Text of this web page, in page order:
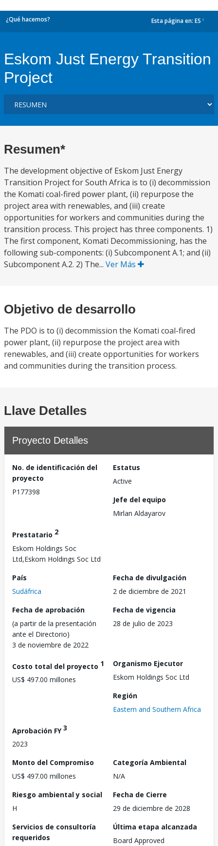
¿Qué hacemos? Esta página en: ES
Eskom Just Energy Transition
Project
Resumen*
The development objective of Eskom Just Energy
Transition Project for South Africa is to (i) decommission
the Komati coal-fired power plant, (ii) repurpose the
project area with renewables, and (iii) create
opportunities for workers and communities during the
transition process. This project has three components. 1)
The first component, Komati Decommissioning, has the
following sub-components: (i) Subcomponent A.1; and (ii)
Subcomponent A.2. 2) The... Ver Más
Objetivo de desarrollo
The PDO is to (i) decommission the Komati coal-fired
power plant, (ii) repurpose the project area with
renewables, and (iii) create opportunities for workers
and communities during the transition process.
Llave Detalles
Proyecto Detalles
No. de identificación del
proyecto
P177398
Estatus
Active
Jefe del equipo
Mirlan Aldayarov
Prestatario 2
Eskom Holdings Soc
Ltd,Eskom Holdings Soc Ltd
País
Sudáfrica
Fecha de divulgación
2 de diciembre de 2021
Fecha de aprobación
(a partir de la presentación
ante el Directorio)
3 de noviembre de 2022
Fecha de vigencia
28 de julio de 2023
Costo total del proyecto 1
US$ 497.00 millones
Organismo Ejecutor
Eskom Holdings Soc Ltd
Región
Eastern and Southern Africa
Aprobación FY3
2023
Monto del Compromiso
US$ 497.00 millones
Categoría Ambiental
N/A
Riesgo ambiental y social
H
Fecha de Cierre
29 de diciembre de 2028
Servicios de consultoría
requeridos
Última etapa alcanzada
Board Approved